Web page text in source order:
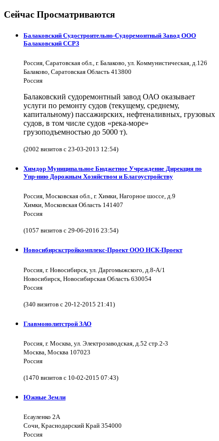
Сейчас Просматриваются
Балаковский Судостроительно-Судоремонтный Завод ООО
Балаковский ССРЗ
Россия, Саратовская обл., г. Балаково, ул. Коммунистическая, д.126
Балаково, Саратовская Область 413800
Россия
Балаковский судоремонтный завод ОАО оказывает
услуги по ремонту судов (текущему, среднему,
капитальному) пассажирских, нефтеналивных, грузовых
судов, в том числе судов «река-море»
грузоподъемностью до 5000 т).
(2002 визитов с 23-03-2013 12:54)
Химдор Муниципальное Бюджетное Учреждение Дирекция по
Упр-нию Дорожным Хозяйством и Благоустройству
Россия, Московская обл., г. Химки, Нагорное шоссе, д.9
Химки, Московская Область 141407
Россия
(1057 визитов с 29-06-2016 23:54)
Новосибирскстройкомплекс-Проект ООО НСК-Проект
Россия, г. Новосибирск, ул. Даргомыжского, д.8-А/1
Новосибирск, Новосибирская Область 630054
Россия
(340 визитов с 20-12-2015 21:41)
Главмонолитстрой ЗАО
Россия, г. Москва, ул. Электрозаводская, д.52 стр.2-3
Москва, Москва 107023
Россия
(1470 визитов с 10-02-2015 07:43)
Южные Земли
Есауленко 2А
Сочи, Краснодарский Край 354000
Россия